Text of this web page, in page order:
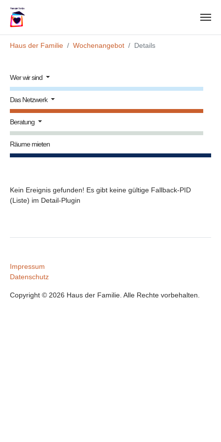
Haus der Familie
Wochenangebot Details
Wer wir sind
Das Netzwerk
Beratung
Räume mieten
Kein Ereignis gefunden! Es gibt keine gültige Fallback-PID
(Liste) im Detail-Plugin
Impressum
Datenschutz
Copyright © 2026 Haus der Familie. Alle Rechte vorbehalten.